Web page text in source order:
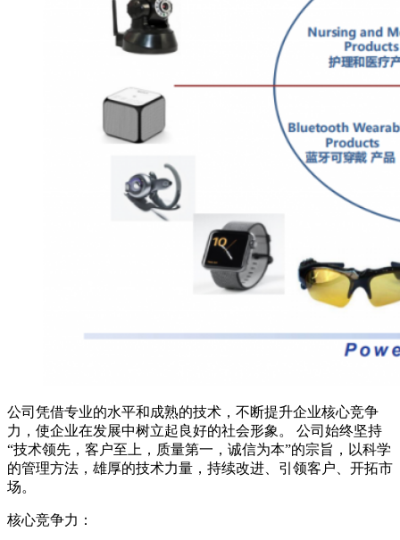
公司凭借专业的水平和成熟的技术，不断提升企业核心竞争
力，使企业在发展中树立起良好的社会形象。 公司始终坚持
“技术领先，客户至上，质量第一，诚信为本”的宗旨，以科学
的管理方法，雄厚的技术力量，持续改进、引领客户、开拓市
场。
核心竞争力：